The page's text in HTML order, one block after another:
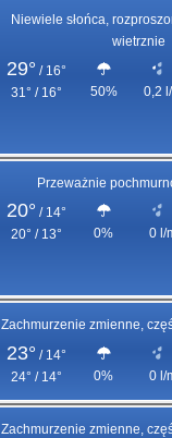
Niewiele słońca,
wietrznie
29° / 16°
31° / 16°
50% 0,2
Przeważnie
20° / 14°
20° / 13°
0% 0 l/
Zachmurzenie zmienne,
23° / 14°
24° / 14°
0% 0 l/
Zachmurzenie zmienne,